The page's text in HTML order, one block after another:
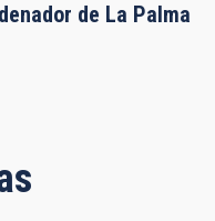
de La Palma